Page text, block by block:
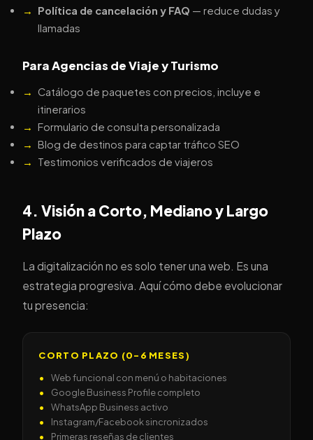
Política de cancelación y FAQ — reduce dudas y
llamadas
Para Agencias de Viaje y Turismo
Catálogo de paquetes con precios, incluye e
itinerarios
Formulario de consulta personalizada
Blog de destinos para captar tráfico SEO
Testimonios verificados de viajeros
4. Visión a Corto, Mediano y Largo
Plazo
La digitalización no es solo tener una web. Es una
estrategia progresiva. Aquí cómo debe evolucionar
tu presencia:
CORTO PLAZO (0–6 MESES)
Web funcional con menú o habitaciones
Google Business Profile completo
WhatsApp Business activo
Instagram/Facebook sincronizados
Primeras reseñas de clientes